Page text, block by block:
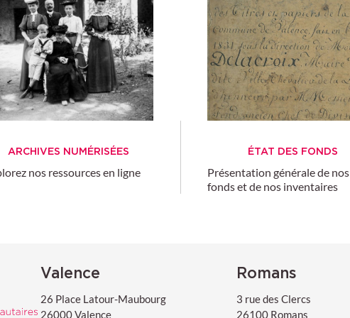
ARCHIVES NUMÉRISÉES
nos ressources en ligne
ÉTAT DES FONDS
Présentation générale de nos
fonds et de nos inventaires
Valence
26 Place Latour-Maubourg
26000 Valence
Romans
3 rue des Clercs
26100 Romans